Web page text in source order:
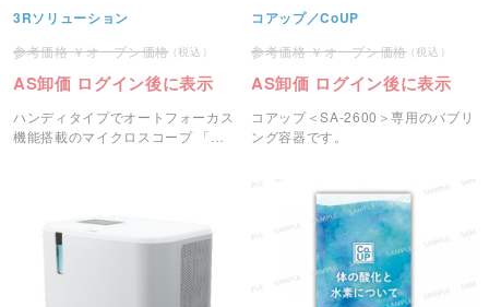
3Rソリューション
オープン価格
AS卸価 ログイン後に表示
ハンディタイプでオートフォーカス
機能搭載のマイクロスコープ 「血
コアップ／CoUP
オープン価格
AS卸価 ログイン後に表示
コアップ＜SA-2600＞専用のバブリ
ング容器です。